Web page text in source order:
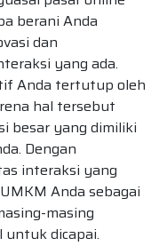
berani Anda
dan
yang ada.
Anda tertutup oleh
hal tersebut
besar yang dimiliki
Dengan
interaksi yang
Anda sebagai
masing
dicapai.